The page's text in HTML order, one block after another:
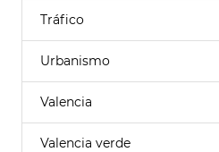
Tráfico
Urbanismo
Valencia
Valencia verde